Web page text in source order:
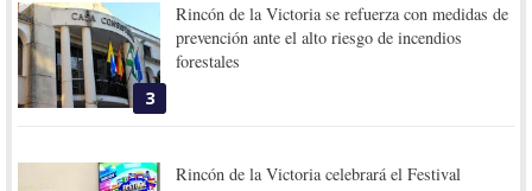
3
Rincón de la Victoria se refuerza con medidas de
prevención ante el alto riesgo de incendios
forestales
Rincón de la Victoria celebrará el Festival